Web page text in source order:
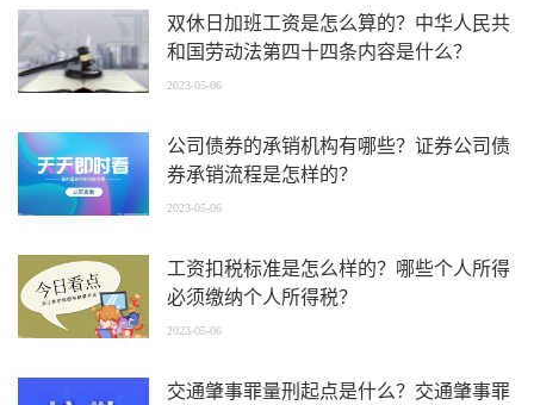
双休日加班工资是怎么算的？中华人民共
和国劳动法第四十四条内容是什么？
2023-05-06
公司债券的承销机构有哪些？证券公司债
券承销流程是怎样的？
2023-05-06
工资扣税标准是怎么样的？哪些个人所得
必须缴纳个人所得税？
2023-05-06
交通肇事罪量刑起点是什么？交通肇事罪